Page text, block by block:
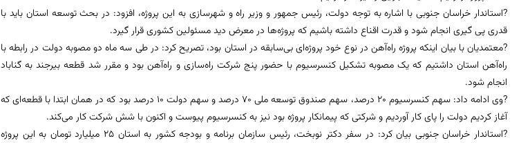
?استاندار خراسان جنوبی با اشاره به توجه دولت، رئیس جمهور و وزیر راه و شهرسازی به این پروژه، افزود: در بحث توسعه استان باید با
قدری پی گیری انجام شود و قدرت اقناع داشته باشیم که پروژه‌ها در معرض دید مسئولین کشوری قرار گیرد.
?معتمدیان با بیان اینکه پروژه راه‌آهن در نوع خود پروژه‌ای بی‌سابقه در استان بود، تصریح کرد: در طی سه ماه دو مصوبه دولت در رابطه با
راه‌آهن استان داشتیم که یک مصوبه تشکیل کنسرسیوم با حضور پنج شرکت راه‌سازی و راه‌آهن بود و مقرر شد قطعه بیرجند به گناباد
انجام شود.
?وی ادامه داد: سهم کنسرسیوم 20 درصد، سهم صندوق توسعه ملی 70 درصد و سهم دولت 10 درصد بود که در همان ابتدا با قطعه‌ای که
آغاز کردیم دولت را پای کار آوردیم و شرکتی که پیمانکار پروژه بود نیز به کنسرسیوم پیوست و اکنون با شش شرکت کار می‌کند.
?استاندار خراسان جنوبی بیان کرد: در سفر دکتر نوبخت، رئیس سازمان برنامه و بودجه کشور به استان 25 میلیارد تومان به این پروژه